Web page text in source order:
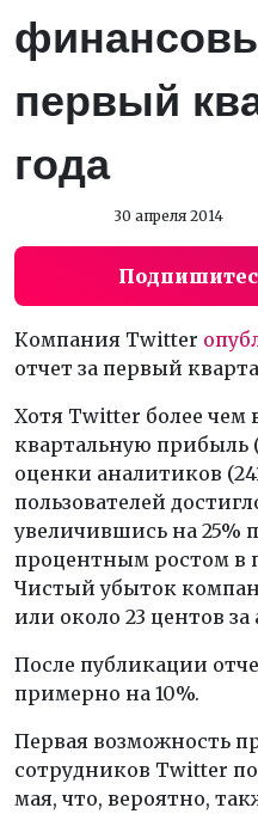
первый
года
30 апреля 2014
Компания Twitter
отчет за первый
Хотя Twitter более чем
квартальную прибыль
оценки аналитиков
пользователей
увеличившись на 25%
процентным ростом в
Чистый убыток
или около 23 центов
После публикации
примерно на 10%.
Первая возможность
сотрудников Twitter
мая, что, вероятно,